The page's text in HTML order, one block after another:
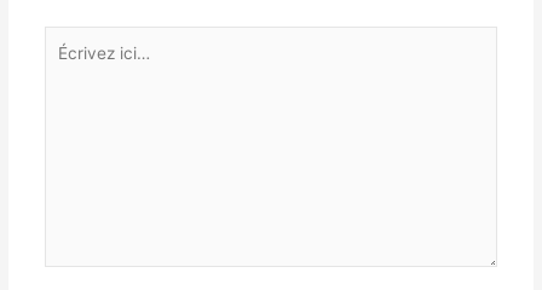
Écrivez
ici…